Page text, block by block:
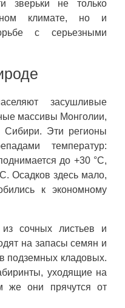
зверьки не только
климате, но и
с серьезными
засушливые
массивы Монголии,
Эти регионы
температур:
до +30 °C,
Осадков здесь мало,
к экономному
сочных листьев и
на запасы семян и
подземных кладовых.
уходящие на
же они прячутся от